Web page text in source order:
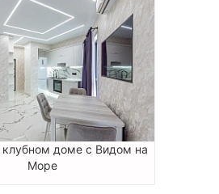
клубном доме с Видом на
Море